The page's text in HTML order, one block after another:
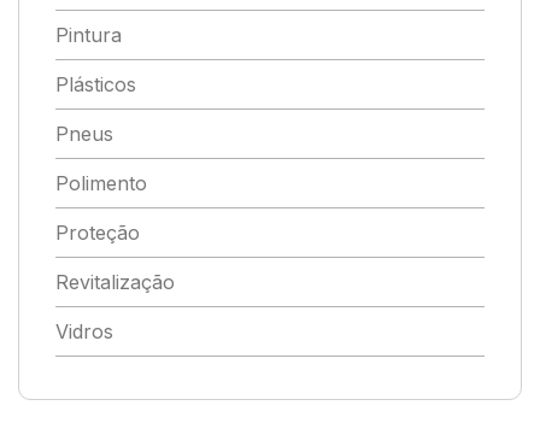
Pintura
Plásticos
Pneus
Polimento
Proteção
Revitalização
Vidros